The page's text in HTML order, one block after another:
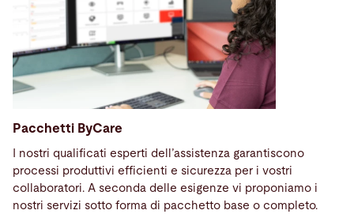
Pacchetti ByCare
I nostri qualificati esperti dell’assistenza garantiscono
processi produttivi efficienti e sicurezza per i vostri
collaboratori. A seconda delle esigenze vi proponiamo i
nostri servizi sotto forma di pacchetto base o completo.